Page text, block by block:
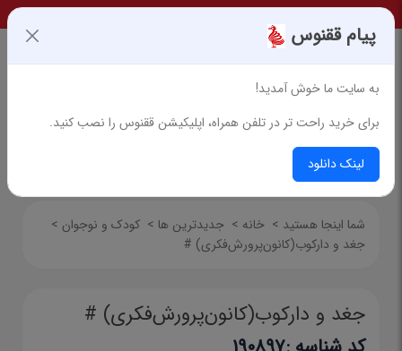
شما اینجا هستید > خانه > جدیدترین ها > کودک و نوجوان >
جغد و دارکوب(کانون‌پرورش‌فکری) #
جغد و دارکوب(کانون‌پرورش‌فکری) #
پیام ققنوس
به سایت ما خوش آمدید!
برای خرید راحت تر در تلفن همراه، اپلیکیشن ققنوس را نصب کنید.
لینک دانلود